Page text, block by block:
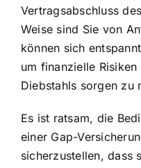
Vertragsabschluss
Weise sind Sie von
können sich
um finanzielle
Diebstahls sorgen zu
Es ist ratsam, die
einer Gap-
sicherzustellen, dass